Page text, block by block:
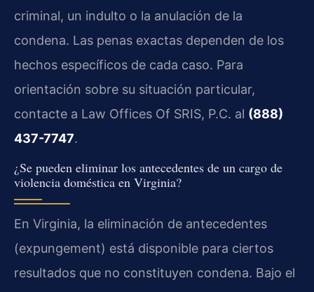
criminal, un indulto o la anulación de la
condena. Las penas exactas dependen de los
hechos específicos de cada caso. Para
orientación sobre su situación particular,
contacte a Law Offices Of SRIS, P.C. al (888)
437-7747.
¿Se pueden eliminar los antecedentes de un cargo de
violencia doméstica en Virginia?
En Virginia, la eliminación de antecedentes
(expungement) está disponible para ciertos
resultados que no constituyen condena. Bajo el